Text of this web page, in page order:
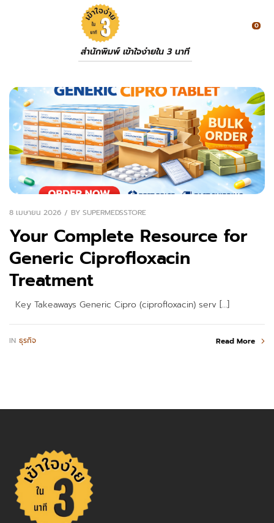
สำนักพิมพ์ เข้าใจง่ายใน 3 นาที
0
8 เมษายน 2026 BY SUPERMEDSSTORE
Your Complete Resource for
Generic Ciprofloxacin
Treatment
Key Takeaways Generic Cipro (ciprofloxacin) serv […]
IN ธุรกิจ Read More